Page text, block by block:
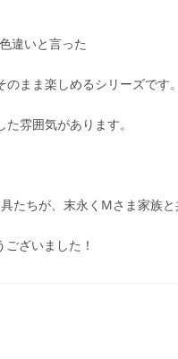
違いと言った
まま楽しめるシリーズです。
雰囲気があります。
たちが、末永くMさま家族と
ざいました！